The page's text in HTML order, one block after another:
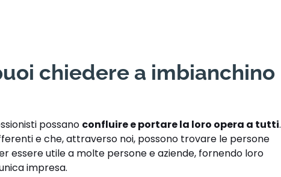
chiedere a imbianchino
possano confluire e portare la loro opera a tutti.
e che, attraverso noi, possono trovare le persone
essere utile a molte persone e aziende, fornendo loro
impresa.